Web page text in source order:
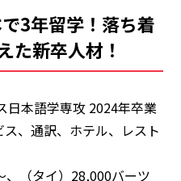
3年留学！落ち着
た新卒人材！
日本語学専攻 2024年卒業
、通訳、ホテル、レスト
（タイ）28,000バーツ